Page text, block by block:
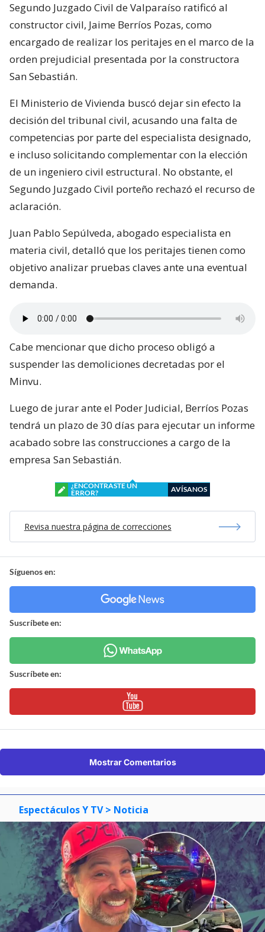
Segundo Juzgado Civil de Valparaíso ratificó al
constructor civil, Jaime Berríos Pozas, como
encargado de realizar los peritajes en el marco de la
orden prejudicial presentada por la constructora
San Sebastián.
El Ministerio de Vivienda buscó dejar sin efecto la
decisión del tribunal civil, acusando una falta de
competencias por parte del especialista designado,
e incluso solicitando complementar con la elección
de un ingeniero civil estructural. No obstante, el
Segundo Juzgado Civil porteño rechazó el recurso de
aclaración.
Juan Pablo Sepúlveda, abogado especialista en
materia civil, detalló que los peritajes tienen como
objetivo analizar pruebas claves ante una eventual
demanda.
Cabe mencionar que dicho proceso obligó a
suspender las demoliciones decretadas por el
Minvu.
Luego de jurar ante el Poder Judicial, Berríos Pozas
tendrá un plazo de 30 días para ejecutar un informe
acabado sobre las construcciones a cargo de la
empresa San Sebastián.
¿ENCONTRASTE UN
ERROR?
AVÍSANOS
Revisa nuestra página de correcciones
Síguenos en:
Suscríbete en:
Suscríbete en:
Mostrar Comentarios
Espectáculos Y TV > Noticia